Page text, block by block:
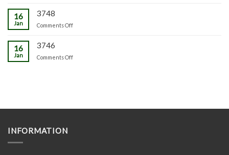
16
Jan
3748
Comments Offon
16
Jan
3746
Comments Offon
INFORMATION